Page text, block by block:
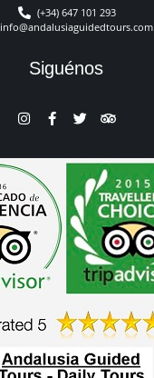
(+34) 647 101 293
info@andalusiaguidedtours.com
Siguénos